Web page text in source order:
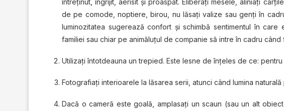
de pe comode, noptiere, birou, nu lăsaţi valize sau genţi în
luminozitatea sugerează confort şi schimbă sentimentul în
familiei sau chiar pe animăluţul de companie să intre în cadru
Utilizați întotdeauna un trepied. Este lesne de înţeles de ce:
Fotografiaţi interioarele la lăsarea serii, atunci când lumina
Dacă o cameră este goală, amplasaţi un scaun (sau un alt